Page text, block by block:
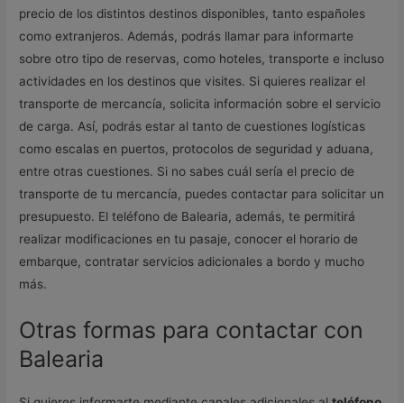
precio de los distintos destinos disponibles, tanto españoles
como extranjeros. Además, podrás llamar para informarte
sobre otro tipo de reservas, como hoteles, transporte e incluso
actividades en los destinos que visites. Si quieres realizar el
transporte de mercancía, solicita información sobre el servicio
de carga. Así, podrás estar al tanto de cuestiones logísticas
como escalas en puertos, protocolos de seguridad y aduana,
entre otras cuestiones. Si no sabes cuál sería el precio de
transporte de tu mercancía, puedes contactar para solicitar un
presupuesto. El teléfono de Balearia, además, te permitirá
realizar modificaciones en tu pasaje, conocer el horario de
embarque, contratar servicios adicionales a bordo y mucho
más.
Otras formas para contactar con
Balearia